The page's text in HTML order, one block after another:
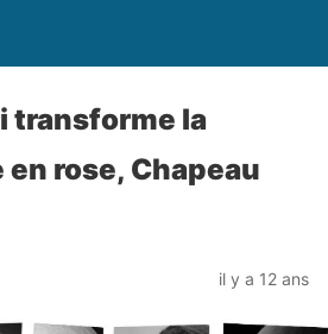
transforme la
rose, Chapeau
il y a 12 ans